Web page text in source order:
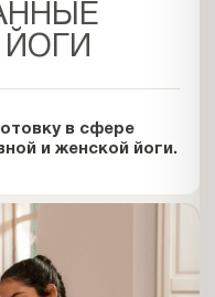
в сфере
и женской йоги.